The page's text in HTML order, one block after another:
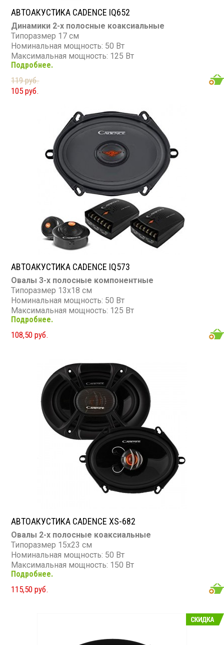
АВТОАКУСТИКА CADENCE IQ652
Динамики 2-х полосные коаксиальные
Типоразмер 17 см
Номинальная мощность: 50 Вт
Максимальная мощность: 125 Вт
Диапазон частот: 60 - 20 000 Гц
Чувствительность: 89 дБ
Сопротивление: 4 Ом
Подробнее.
119 руб.
105 руб.
АВТОАКУСТИКА CADENCE IQ573
Овалы 3-х полосные компонентные
Типоразмер 13х18 см
Номинальная мощность: 50 Вт
Максимальная мощность: 125 Вт
Диапазон частот: 60 - 20 000 Гц
Чувствительность: 89 дБ
Сопротивление: 4 Ом
Подробнее.
108,50 руб.
АВТОАКУСТИКА CADENCE XS-682
Овалы 2-х полосные коаксиальные
Типоразмер 15х23 см
Номинальная мощность: 50 Вт
Максимальная мощность: 150 Вт
Диапазон частот: 60 - 20 000 Гц
Чувствительность: 90 дБ
Сопротивление: 4 Ом
Подробнее.
115,50 руб.